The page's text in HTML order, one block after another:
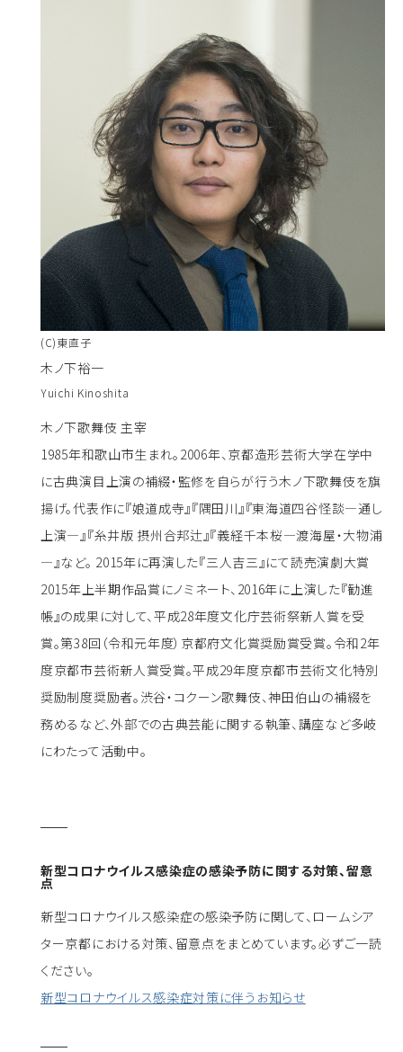
(C)東直子
木ノ下裕一
Yuichi Kinoshita
木ノ下歌舞伎 主宰
1985年和歌山市生まれ。2006年、京都造形芸術大学在学中
に古典演目上演の補綴・監修を自らが行う木ノ下歌舞伎を旗
揚げ。代表作に『娘道成寺』『隅田川』『東海道四谷怪談—通し
上演—』『糸井版 摂州合邦辻』『義経千本桜—渡海屋・大物浦
—』など。 2015年に再演した『三人吉三』にて読売演劇大賞
2015年上半期作品賞にノミネート、2016年に上演した『勧進
帳』の成果に対して、平成28年度文化庁芸術祭新人賞を受
賞。第38回（令和元年度）京都府文化賞奨励賞受賞。令和2年
度京都市芸術新人賞受賞。平成29年度京都市芸術文化特別
奨励制度奨励者。渋谷・コクーン歌舞伎、神田伯山の補綴を
務めるなど、外部での古典芸能に関する執筆、講座など多岐
にわたって活動中。
新型コロナウイルス感染症の感染予防に関する対策、留意
点
新型コロナウイルス感染症の感染予防に関して、ロームシア
ター京都における対策、留意点をまとめています。必ずご一読
ください。
新型コロナウイルス感染症対策に伴うお知らせ